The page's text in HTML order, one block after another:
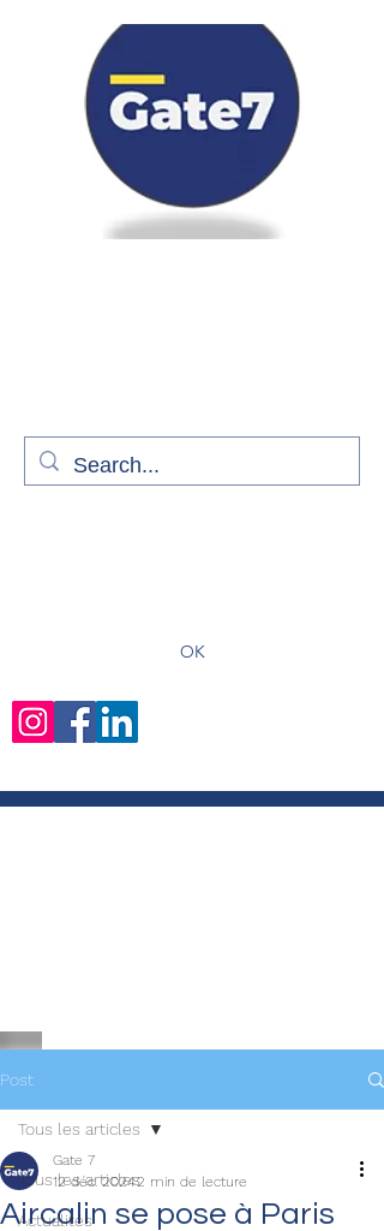
OK
Post
Tous les articles
Actualités
Tous les articles
Aircalin se pose à Paris
Gate 7
12 déc. 20242 min de lecture